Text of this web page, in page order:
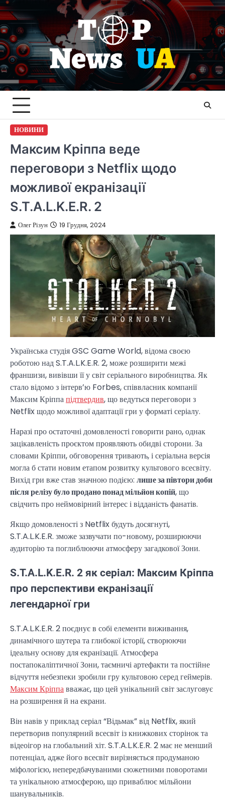
Перейти
до
вмісту
НОВИНИ
Максим Кріппа веде
переговори з Netflix щодо
можливої екранізації
S.T.A.L.K.E.R. 2
Олег Різун 19 Грудня, 2024
Українська студія GSC Game World, відома своєю
роботою над S.T.A.L.K.E.R. 2, може розширити межі
франшизи, вивівши її у світ серіального виробництва. Як
стало відомо з інтерв’ю Forbes, співвласник компанії
Максим Кріппапідтвердив, що ведуться переговори з
Netflix щодо можливої адаптації гри у форматі серіалу.
Наразі про остаточні домовленості говорити рано, однак
зацікавленість проєктом проявляють обидві сторони. За
словами Кріппи, обговорення тривають, і серіальна версія
могла б стати новим етапом розвитку культового всесвіту.
Вихід гри вже став значною подією: лише за півтори доби
після релізу було продано понад мільйон копій, що
свідчить про неймовірний інтерес і відданість фанатів.
Якщо домовленості з Netflix будуть досягнуті,
S.T.A.L.K.E.R. зможе зазвучати по-новому, розширюючи
аудиторію та поглиблюючи атмосферу загадкової Зони.
S.T.A.L.K.E.R. 2 як серіал: Максим Кріппа
про перспективи екранізації
легендарної гри
S.T.A.L.K.E.R. 2 поєднує в собі елементи виживання,
динамічного шутера та глибокої історії, створюючи
ідеальну основу для екранізації. Атмосфера
постапокаліптичної Зони, таємничі артефакти та постійне
відчуття небезпеки зробили гру культовою серед геймерів.
Максим Кріппавважає, що цей унікальний світ заслуговує
на розширення й на екрани.
Він навів у приклад серіал “Відьмак” від Netflix, який
перетворив популярний всесвіт із книжкових сторінок та
відеоігор на глобальний хіт. S.T.A.L.K.E.R. 2 має не менший
потенціал, адже його всесвіт вирізняється продуманою
міфологією, непередбачуваними сюжетними поворотами
та унікальною атмосферою, що приваблює мільйони
шанувальників.